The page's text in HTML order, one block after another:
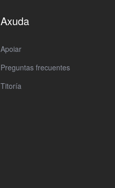
Axuda
Apoiar
Preguntas frecuentes
Titoría